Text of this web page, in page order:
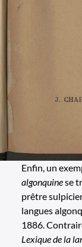
Enfin, un
algonquinese
prêtre
langues
1886.
Lexique de la